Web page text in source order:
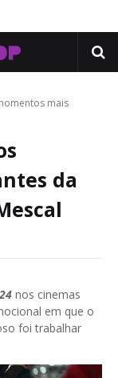
mais
da
nos cinemas
em que o
foi trabalhar